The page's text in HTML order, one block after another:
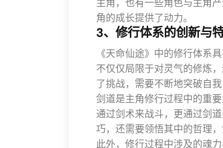
主角，也有一些角色与主角
角的成长提供了动力。
3、修行体系的创新与
《天命仙途》中的修行体系
不仅仅局限于对灵气的修炼
了挑战，需要不断地突破自
剑道是主角修行过程中的重
通过剑术来战斗，更通过剑
巧，还需要领悟其中的哲理
此外，修行过程中涉及的魂